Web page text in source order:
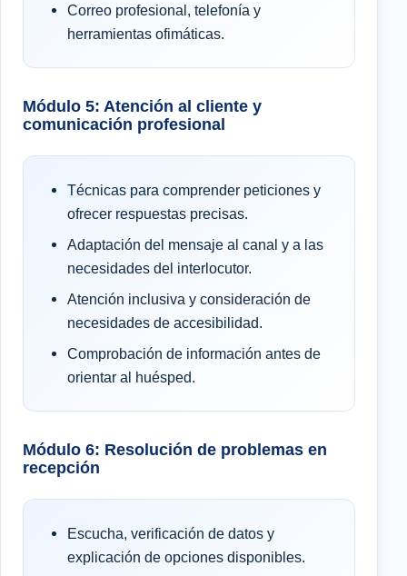
Correo profesional, telefonía y
herramientas ofimáticas.
Módulo 5: Atención al cliente y
comunicación profesional
Técnicas para comprender peticiones y
ofrecer respuestas precisas.
Adaptación del mensaje al canal y a las
necesidades del interlocutor.
Atención inclusiva y consideración de
necesidades de accesibilidad.
Comprobación de información antes de
orientar al huésped.
Módulo 6: Resolución de problemas en
recepción
Escucha, verificación de datos y
explicación de opciones disponibles.